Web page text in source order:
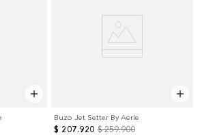
Buzo Jet Setter By Aerie
$ 207.920 $ 259.900